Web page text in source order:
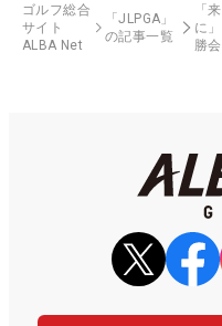
ゴルフ総合
サイト
ALBA Net
「JLPGA」
の記事一覧
「
に
勝